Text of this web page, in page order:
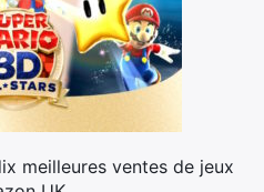
meilleures ventes de jeux